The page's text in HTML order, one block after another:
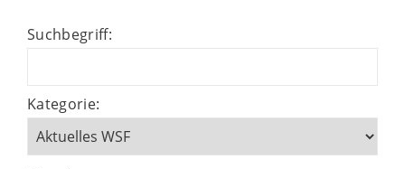
Suchbegriff:
Kategorie: